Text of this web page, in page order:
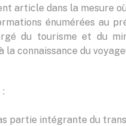
article dans la mesure
énumérées au
du tourisme et du
connaissance du
partie intégrante du